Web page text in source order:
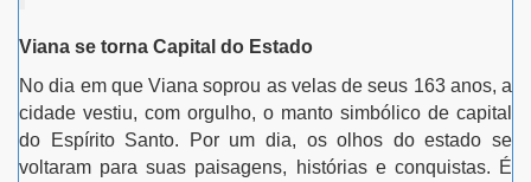
Viana se torna Capital do Estado
No dia em que Viana soprou as velas de seus 163 anos, a
cidade vestiu, com orgulho, o manto simbólico de capital
do Espírito Santo. Por um dia, os olhos do estado se
voltaram para suas paisagens, histórias e conquistas. É